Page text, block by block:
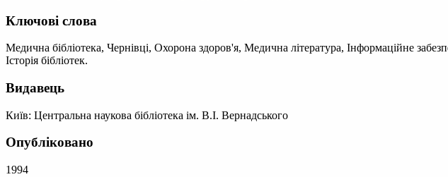
Ключові слова
Медична бібліотека, Чернівці, Охорона здоров'я, Медична література, Інформаційне
Історія бібліотек.
Видавець
Київ: Центральна наукова бібліотека ім. В.І. Вернадського
Опубліковано
1994